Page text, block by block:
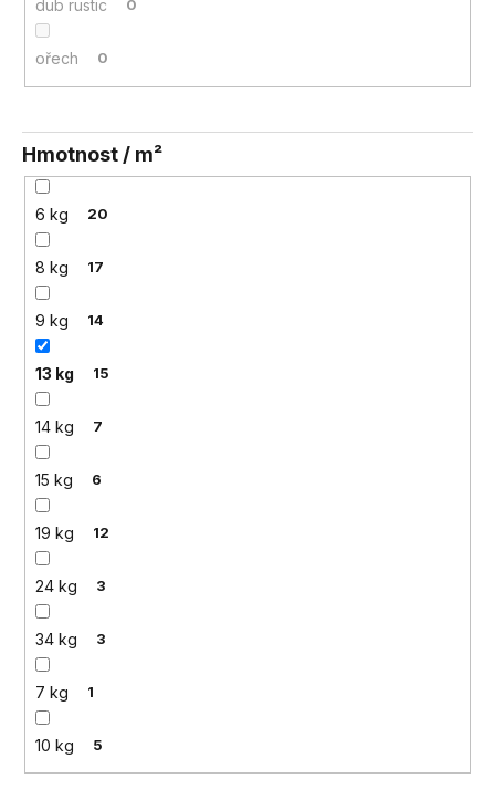
dub rustic 0
ořech 0
Hmotnost / m²
6 kg 20
8 kg 17
9 kg 14
13 kg 15
14 kg 7
15 kg 6
19 kg 12
24 kg 3
34 kg 3
7 kg 1
10 kg 5